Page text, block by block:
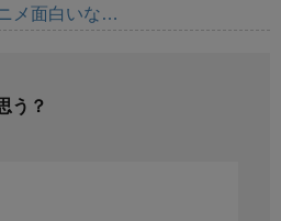
メ面白いな…
う？